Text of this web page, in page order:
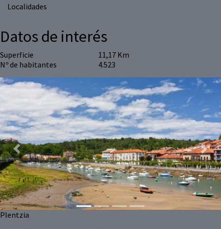
Localidades
Datos de interés
Superficie
11,17 Km
Nº de habitantes
4.523
Plentzia
Previous Next